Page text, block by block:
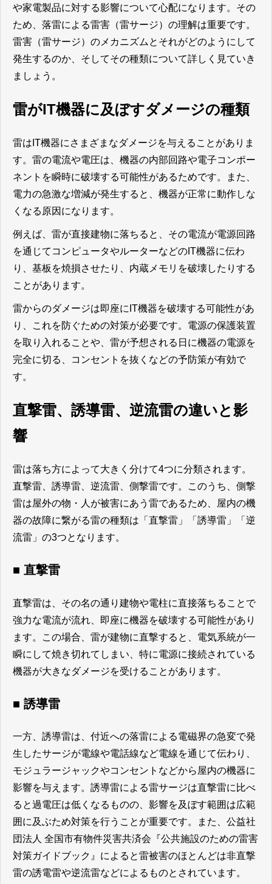
や家電製品に対する影響について心配になります。その
ため、落雷による雷害（雷サージ）の理解は重要です。
雷害（雷サージ）のメカニズムとそれがどのようにして
発生するのか、そしてその種類について詳しく見ていき
ましょう。
雷がIT機器に及ぼすダメージの種類
雷はIT機器にさまざまなダメージを与えることがありま
す。雷の電流や電圧は、機器の内部回路や電子コンポー
ネントを瞬時に破壊する可能性があるためです。また、
電力の急激な増減が発生すると、機器が正常に動作しな
くなる原因になります。
例えば、雷が直接建物に落ちると、その電流が電源回路
を通じてコンピュータやルーターなどのIT機器に伝わ
り、基板を焼損させたり、内蔵メモリを破壊したりする
ことがあります。
雷からのダメージは即座にIT機器を破壊する可能性があ
り、これを防ぐための対策が必要です。電源の保護装置
を取り入れることや、雷が予想される日に機器の電源を
完全に切る、コンセントを抜くなどの予防策が有効で
す。
直撃雷、誘導雷、逆流雷の違いと影
響
雷は落ち方によって大きく分けて4つに分類されます。
直撃雷、誘導雷、逆流雷、側撃雷です。このうち、側撃
雷は屋外の物・人が被害にあう雷であるため、屋内の機
器の故障に繋がる雷の種類は「直撃雷」「誘導雷」「逆
流雷」の3つとなります。
■ 直撃雷
直撃雷は、その名の通り建物や電柱に直接落ちることで
強力な電流が流れ、即座に機器を破壊する可能性があり
ます。この場合、雷が建物に直撃すると、電気系統が一
瞬にして焼き切れてしまい、特に電源に接続されている
機器が大きなダメージを受けることがあります。
■ 誘導雷
一方、誘導雷は、付近への落雷による電磁界の急変で発
生したサージが電線や電話線など電線を通じて伝わり、
モジュラージャックやコンセントなどから屋内の機器に
影響を与えます。誘導雷による雷サージは直撃雷に比べ
ると過電圧は低くなるものの、影響を及ぼす範囲は広範
囲に及ぶため対策を行うことが重要です。また、公益社
団法人 全国市有物件災害共済会『公共施設のための雷害
対策ガイドブック』によると雷被害のほとんどは非直撃
雷の誘電雷や逆流雷などによるものとされています。